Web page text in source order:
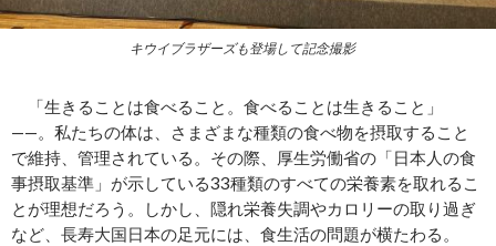
キウイブラザーズも登場して記念撮影
「生きることは食べること。食べることは生きること」
——。私たちの体は、さまざまな種類の食べ物を摂取すること
で維持、管理されている。その際、厚生労働省の「日本人の食
事摂取基準」が示している33種類のすべての栄養素を取れるこ
とが理想だろう。しかし、隠れ栄養失調やカロリーの取り過ぎ
など、長寿大国日本の足元には、食生活の問題が横たわる。